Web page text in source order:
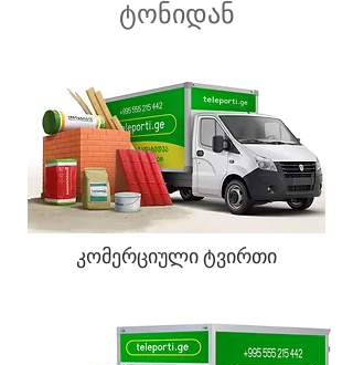
ტონიდან
კომერციული ტვირთი